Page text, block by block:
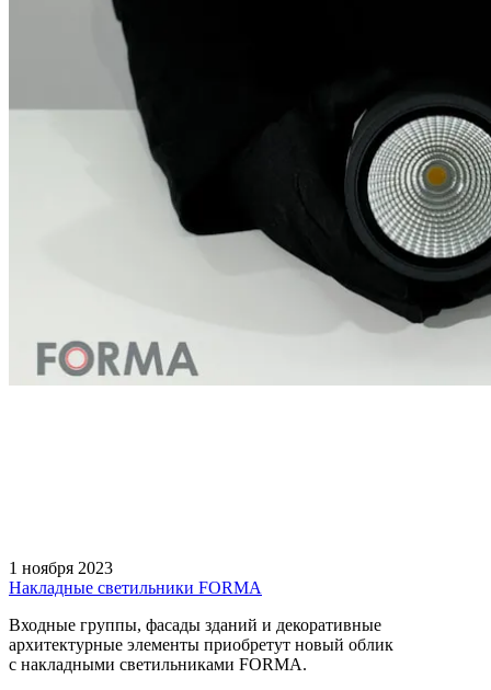
1 ноября 2023
Накладные светильники FORMA
Входные группы, фасады зданий и декоративные
архитектурные элементы приобретут новый облик
с накладными светильниками FORMA.